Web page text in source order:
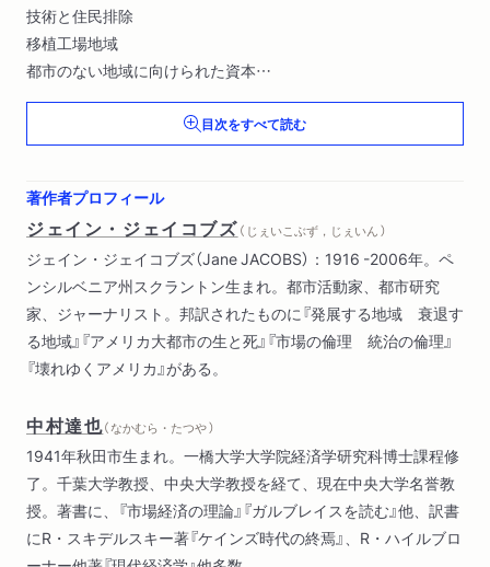
技術と住民排除
移植工場地域
都市のない地域に向けられた資本
取り残された地域
なぜ後進都市は互いを必要とし合うのか
都市への誤ったフィードバック衰退の取引
漂流
目次をすべて読む
著作者プロフィール
ジェイン・ジェイコブズ（ じぇいこぶず，じぇいん ）
ジェイン・ジェイコブズ（Jane JACOBS）：1916 -2006年。ペ
ンシルベニア州スクラントン生まれ。都市活動家、都市研究
家、ジャーナリスト。邦訳されたものに『発展する地域 衰退す
る地域』『アメリカ大都市の生と死』『市場の倫理 統治の倫理』
『壊れゆくアメリカ』がある。
中村達也（ なかむら・たつや ）
1941年秋田市生まれ。一橋大学大学院経済学研究科博士課程修
了。千葉大学教授、中央大学教授を経て、現在中央大学名誉教
授。著書に、『市場経済の理論』『ガルブレイスを読む』他、訳書
にR・スキデルスキー著『ケインズ時代の終焉』、R・ハイルブロ